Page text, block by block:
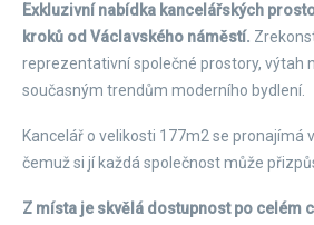
Exkluzivní nabídka kancelářských
kroků od Václavského náměstí.
reprezentativní společné prostory, výtah
současným trendům moderního bydlení.
Kancelář o velikosti 177m2 se pronajímá
čemuž si jí každá společnost může
Z místa je skvělá dostupnost po celém